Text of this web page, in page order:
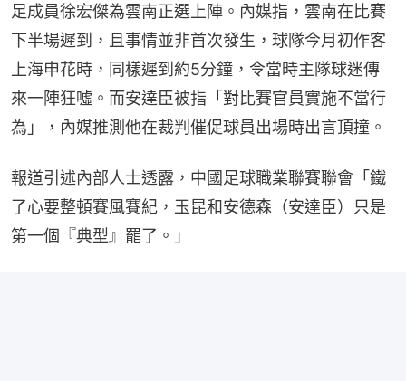
足成員徐宏傑為雲南正選上陣。內媒指，雲南在比賽
下半場遲到，且事情並非首次發生，球隊今月初作客
上海申花時，同樣遲到約5分鐘，令當時主隊球迷傳
來一陣狂噓。而安達臣被指「對比賽官員實施不當行
為」，內媒推測他在裁判催促球員出場時出言頂撞。
報道引述內部人士透露，中國足球職業聯賽聯會「鐵
了心要整頓賽風賽紀，玉昆和安德森（安達臣）只是
第一個『典型』罷了。」